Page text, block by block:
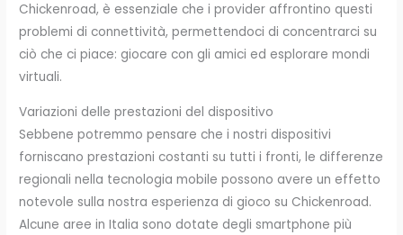
Chickenroad, è essenziale che i provider affrontino questi
problemi di connettività, permettendoci di concentrarci su
ciò che ci piace: giocare con gli amici ed esplorare mondi
virtuali.
Variazioni delle prestazioni del dispositivo
Sebbene potremmo pensare che i nostri dispositivi
forniscano prestazioni costanti su tutti i fronti, le differenze
regionali nella tecnologia mobile possono avere un effetto
notevole sulla nostra esperienza di gioco su Chickenroad.
Alcune aree in Italia sono dotate degli smartphone più